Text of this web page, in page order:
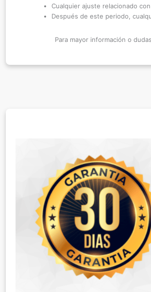
Cualquier ajuste relacionado
Después de este periodo,
Para mayor información o